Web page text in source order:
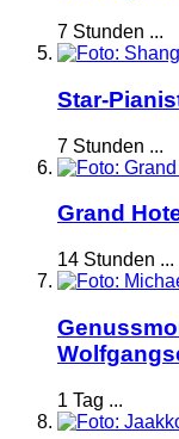
7 Stunden ...
Star-
7 Stunden ...
Grand
14 Stunden ...
1 Tag ...